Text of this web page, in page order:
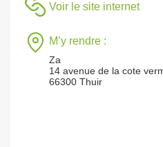
Voir le site internet
M’y rendre :
Za
14 avenue de la cote
66300 Thuir